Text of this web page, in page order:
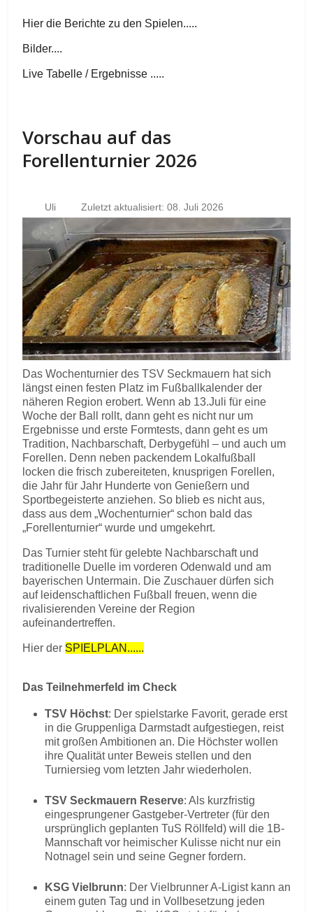
Hier die Berichte zu den Spielen.....
Bilder....
Live Tabelle / Ergebnisse .....
Vorschau auf das
Forellenturnier 2026
Uli Zuletzt aktualisiert: 08. Juli 2026
Das Wochenturnier des TSV Seckmauern hat sich
längst einen festen Platz im Fußballkalender der
näheren Region erobert. Wenn ab 13.Juli für eine
Woche der Ball rollt, dann geht es nicht nur um
Ergebnisse und erste Formtests, dann geht es um
Tradition, Nachbarschaft, Derbygefühl – und auch um
Forellen. Denn neben packendem Lokalfußball
locken die frisch zubereiteten, knusprigen Forellen,
die Jahr für Jahr Hunderte von Genießern und
Sportbegeisterte anziehen. So blieb es nicht aus,
dass aus dem „Wochenturnier“ schon bald das
„Forellenturnier“ wurde und umgekehrt.
Das Turnier steht für gelebte Nachbarschaft und
traditionelle Duelle im vorderen Odenwald und am
bayerischen Untermain. Die Zuschauer dürfen sich
auf leidenschaftlichen Fußball freuen, wenn die
rivalisierenden Vereine der Region
aufeinandertreffen.
Hier der SPIELPLAN......
Das Teilnehmerfeld im Check
TSV Höchst: Der spielstarke Favorit, gerade erst
in die Gruppenliga Darmstadt aufgestiegen, reist
mit großen Ambitionen an. Die Höchster wollen
ihre Qualität unter Beweis stellen und den
Turniersieg vom letzten Jahr wiederholen.
TSV Seckmauern Reserve: Als kurzfristig
eingesprungener Gastgeber-Vertreter (für den
ursprünglich geplanten TuS Röllfeld) will die 1B-
Mannschaft vor heimischer Kulisse nicht nur ein
Notnagel sein und seine Gegner fordern.
KSG Vielbrunn: Der Vielbrunner A-Ligist kann an
einem guten Tag und in Vollbesetzung jeden